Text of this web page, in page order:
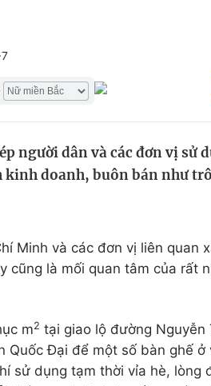
Tuyển sinh
người dân và các đơn vị sử
kinh doanh, buôn bán như
Minh và các đơn vị liên quan
cũng là mối quan tâm của rất
m2 tại giao lộ đường Nguyễn
Quốc Đại để một số bàn ghế
sử dụng tạm thời vỉa hè, lòng